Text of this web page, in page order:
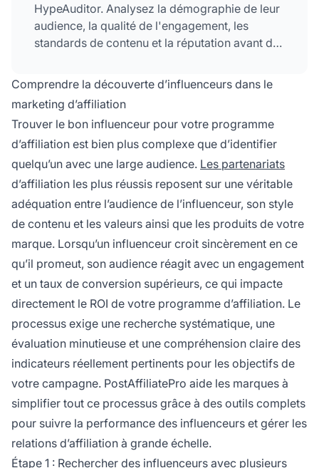
HypeAuditor. Analysez la démographie de leur
audience, la qualité de l'engagement, les
standards de contenu et la réputation avant de
les valeurs de votre marque et vos objectifs
d'affiliation.
Comprendre la découverte d’influenceurs dans le
marketing d’affiliation
Trouver le bon influenceur pour votre programme
d’affiliation est bien plus complexe que d’identifier
quelqu’un avec une large audience. Les partenariats
d’affiliation les plus réussis reposent sur une véritable
adéquation entre l’audience de l’influenceur, son style
de contenu et les valeurs ainsi que les produits de votre
marque. Lorsqu’un influenceur croit sincèrement en ce
qu’il promeut, son audience réagit avec un engagement
et un taux de conversion supérieurs, ce qui impacte
directement le ROI de votre programme d’affiliation. Le
processus exige une recherche systématique, une
évaluation minutieuse et une compréhension claire des
indicateurs réellement pertinents pour les objectifs de
votre campagne. PostAffiliatePro aide les marques à
simplifier tout ce processus grâce à des outils complets
pour suivre la performance des influenceurs et gérer les
relations d’affiliation à grande échelle.
Étape 1 : Rechercher des influenceurs avec plusieurs